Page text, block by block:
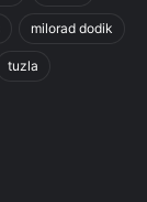
milorad dodik
tuzla